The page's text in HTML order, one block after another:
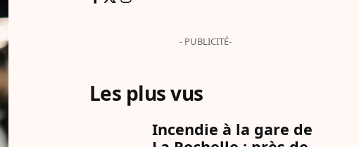
- PUBLICITÉ-
Les plus vus